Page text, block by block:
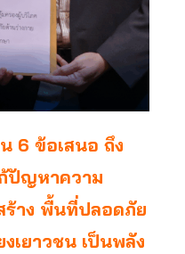
6 ข้อเสนอ ถึง
ปัญหาความ
ร้าง พื้นที่ปลอดภัย
งเยาวชน เป็นพลัง